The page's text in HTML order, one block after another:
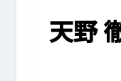
天野